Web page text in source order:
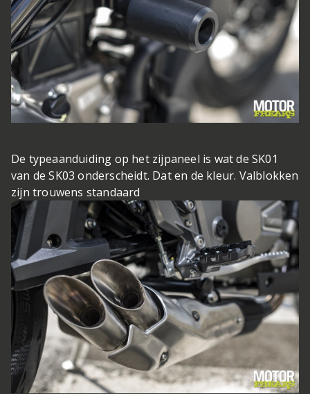
De typeaanduiding op het zijpaneel is wat de SK01
van de SK03 onderscheidt. Dat en de kleur. Valblokken
zijn trouwens standaard